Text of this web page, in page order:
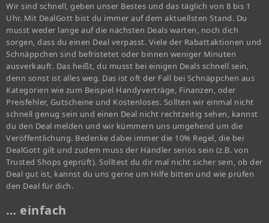
Wir sind schnell, geben unser Bestes und das täglich von 8 bis 1
Uhr. Mit DealGott bist du immer auf dem aktuellsten Stand. Du
musst weder lange auf die nächsten Deals warten, noch dich
sorgen, dass du einen Deal verpasst. Viele der Rabattaktionen und
Schnäppchen sind befristetet oder binnen weniger Minuten
ausverkauft. Das heißt, du musst bei einigen Deals schnell sein,
denn sonst ist alles weg. Das ist oft der Fall bei Schnäppchen aus
Kategorien wie zum Beispiel Handyverträge, Finanzen, oder
Preisfehler, Gutscheine und Kostenloses. Sollten wir einmal nicht
schnell genug sein und einen Deal nicht rechtzeitig sehen, kannst
du den Deal melden und wir kümmern uns umgehend um die
Veröffentlichung. Bedenke dabei immer die 10% Regel, die bei
DealGott gilt und zudem muss der Händler seriös sein (z.B. von
Trusted Shops geprüft). Solltest du dir mal nicht sicher sein, ob der
Deal gut ist, kannst du uns gerne um Hilfe bitten und wie prüfen
den Deal für dich.
… einfach